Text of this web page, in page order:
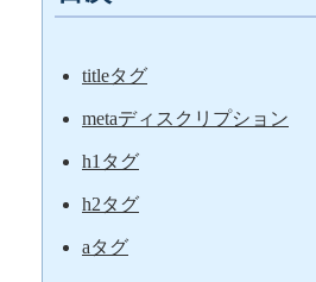
titleタグ
metaディスクリプション
h1タグ
h2タグ
aタグ